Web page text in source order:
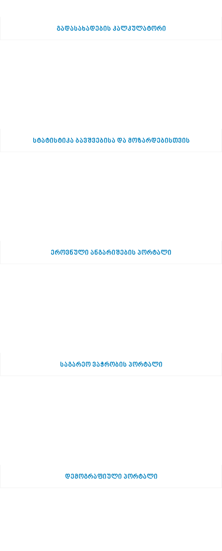
გადასახადების კალკულატორი
სტატისტიკა ბავშვებისა და მოზარდებისთვის
ეროვნული ანგარიშების პორტალი
საგარეო ვაჭრობის პორტალი
დემოგრაფიული პორტალი